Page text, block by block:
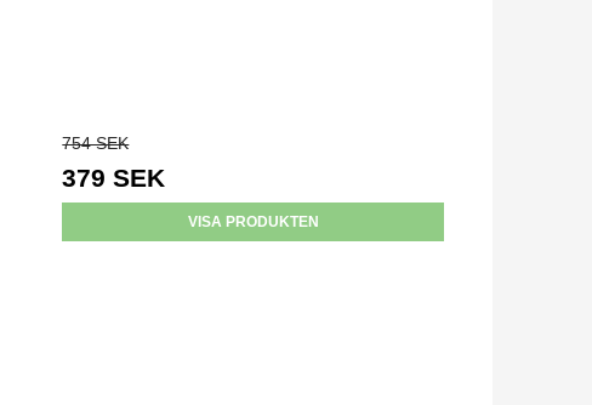
754 SEK
379 SEK
VISA PRODUKTEN